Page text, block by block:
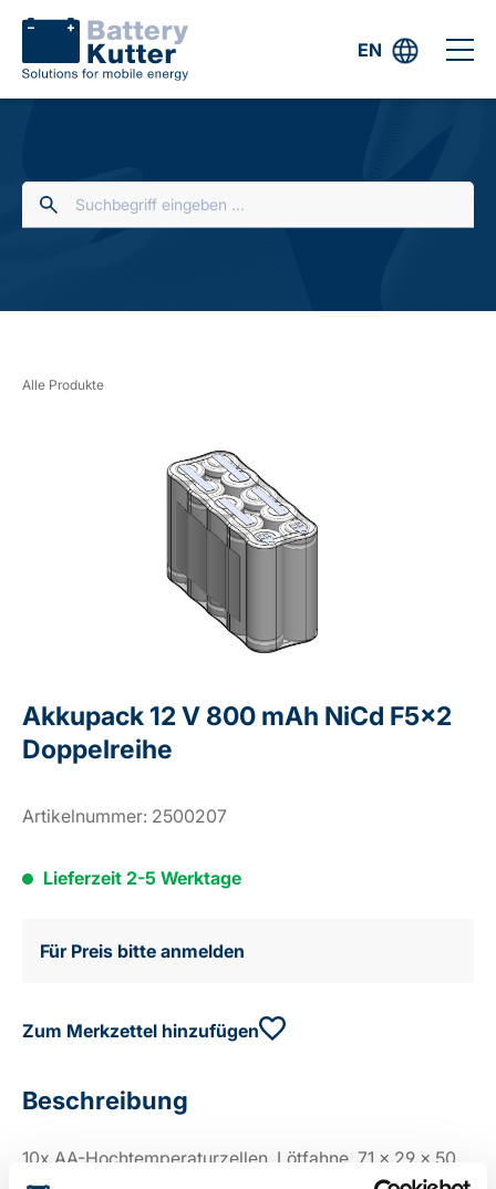
EN
Alle Produkte
Akkupack 12 V 800 mAh NiCd F5x2
Doppelreihe
Artikelnummer: 2500207
Lieferzeit 2-5 Werktage
Für Preis bitte anmelden
Zum Merkzettel hinzufügen
Beschreibung
10x AA-Hochtemperaturzellen, Lötfahne, 71 x 29 x 50